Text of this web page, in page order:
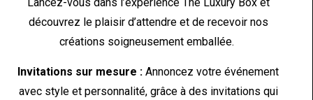
Lancez-vous dans l’expérience The Luxury Box et
découvrez le plaisir d’attendre et de recevoir nos
créations soigneusement emballée.
Invitations sur mesure : Annoncez votre événement
avec style et personnalité, grâce à des invitations qui